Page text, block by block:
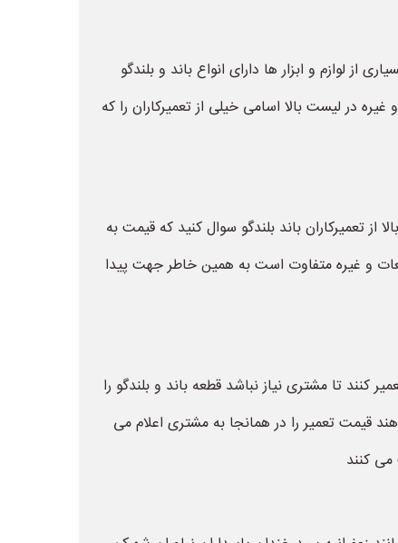
از لوازم و ابزار ها دارای انواع باند و بلندگو
در لیست بالا اسامی خیلی از تعمیرکاران را که
تعمیرکاران باند بلندگو سوال کنید که قیمت به
و غیره متفاوت است به همین خاطر جهت پیدا
کنند تا مشتری نیاز نباشد قطعه باند و بلندگو را
قیمت تعمیر را در همانجا به مشتری اعلام می
می کنند